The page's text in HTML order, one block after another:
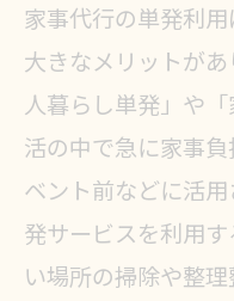
家事代行の単発利
大きなメリットが
人暮らし単発」や
活の中で急に家事
ベント前などに活
発サービスを利用
い場所の掃除や整